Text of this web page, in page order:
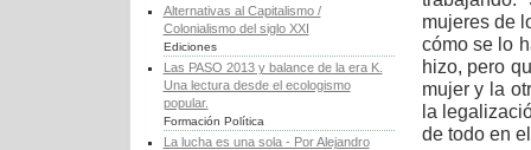
Alternativas al Capitalismo /
Colonialismo del siglo XXI
Ediciones
Las PASO 2013 y balance de la era K.
Una lectura desde el ecologismo
popular.
Formación Política
La lucha es una sola - Por Alejandro
mujeres de
cómo se lo
hizo, pero
mujer y la
la
de todo en